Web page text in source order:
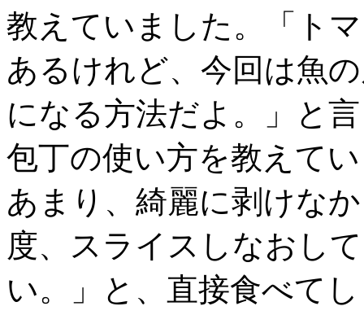
教えていました。「ト
あるけれど、今回は魚
になる方法だよ。」と
包丁の使い方を教えて
あまり、綺麗に剥けな
度、スライスしなおし
い。」と、直接食べて